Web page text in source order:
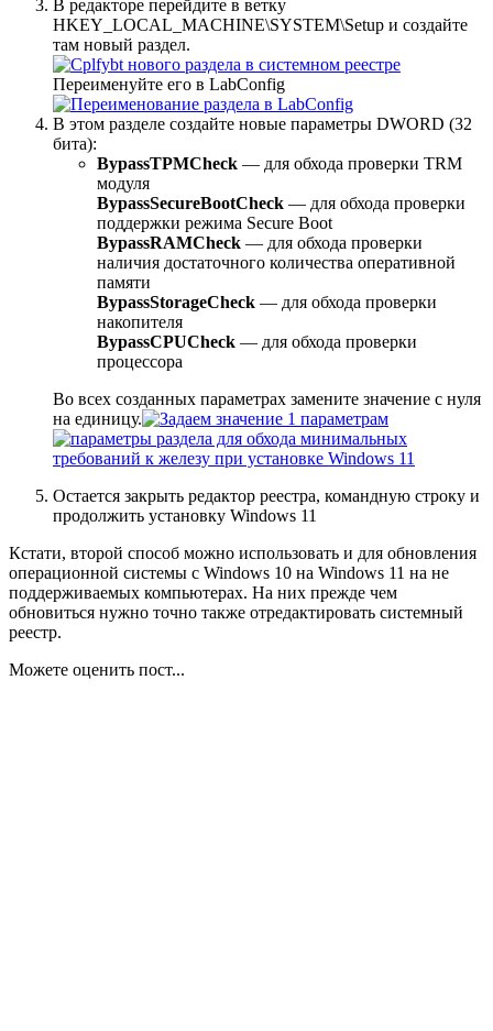
В редакторе перейдите в ветку
HKEY_LOCAL_MACHINE\SYSTEM\Setup и создайте
там новый раздел.
Переименуйте его в LabConfig
В этом разделе создайте новые параметры DWORD (32
бита):
BypassTPMCheck — для обхода проверки TRM
модуля
BypassSecureBootCheck — для обхода проверки
поддержки режима Secure Boot
BypassRAMCheck — для обхода проверки
наличия достаточного количества оперативной
памяти
BypassStorageCheck — для обхода проверки
накопителя
BypassCPUCheck — для обхода проверки
процессора
Во всех созданных параметрах замените значение с нуля
на единицу.
Остается закрыть редактор реестра, командную строку и
продолжить установку Windows 11
Кстати, второй способ можно использовать и для обновления
операционной системы с Windows 10 на Windows 11 на не
поддерживаемых компьютерах. На них прежде чем
обновиться нужно точно также отредактировать системный
реестр.
Можете оценить пост...